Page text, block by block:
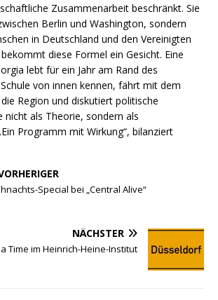
Zusammenarbeit beschränkt. Sie
Berlin und Washington, sondern
in Deutschland und den Vereinigten
diese Formel ein Gesicht. Eine
lebt für ein Jahr am Rand des
von innen kennen, fährt mit dem
Region und diskutiert politische
nicht als Theorie, sondern als
Programm mit Wirkung“, bilanziert
Special bei „Central Alive“
NÄCHSTER
Time im Heinrich-Heine-Institut